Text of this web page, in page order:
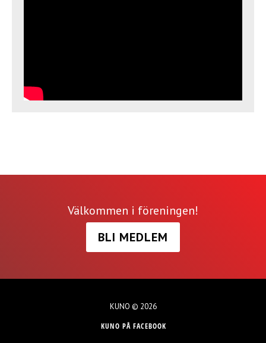
Välkommen i föreningen!
BLI MEDLEM
KUNO © 2026
KUNO PÅ FACEBOOK